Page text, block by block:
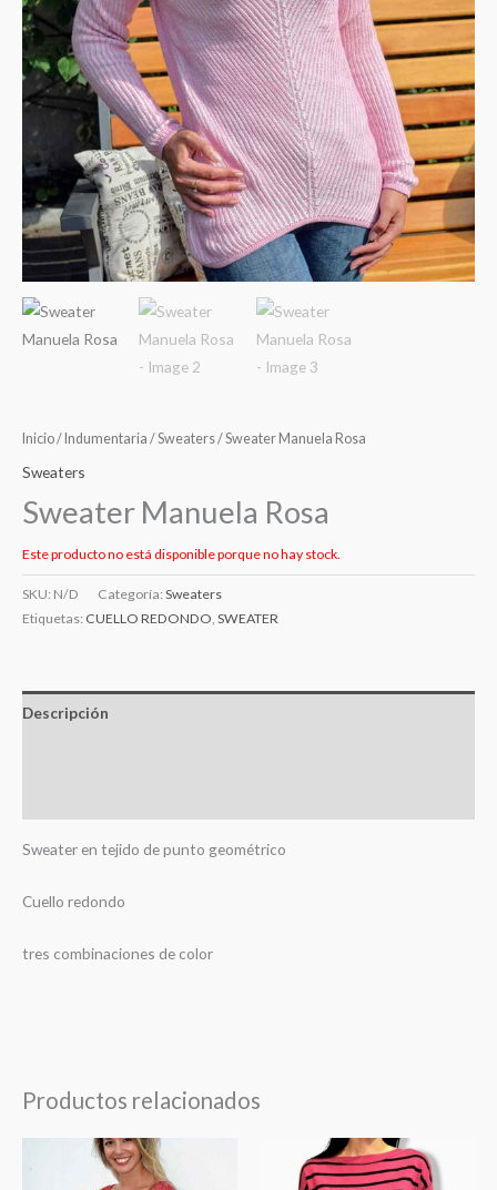
Inicio/ Indumentaria /Sweaters/ Sweater Manuela Rosa
Sweaters
Sweater Manuela Rosa
Este producto no está disponible porque no hay stock.
SKU: N/D Categoría: Sweaters
Etiquetas: CUELLO REDONDO SWEATER
Descripción
Sweater en tejido de punto geométrico
Cuello redondo
tres combinaciones de color
Productos relacionados